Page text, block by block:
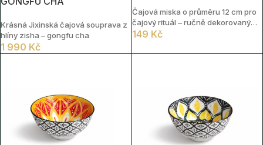
Krásná Jixinská čajová souprava z
hlíny zisha – gongfu cha
1 990 Kč
Čajová miska o průměru 12 cm pro
čajový rituál – ručně dekorovaný
vzor
149 Kč